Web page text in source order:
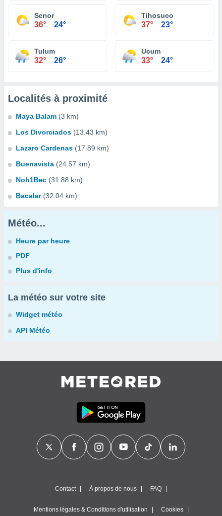
Senor
36° 24°
Tihosuco
37° 23°
Tulum
32° 26°
Ucum
33° 24°
Localités à proximité
Maya Balam (3 km)
Los Divorciados (13.43 km)
Lazaro Cardenas (17.89 km)
Buenavista (24.57 km)
Noh1Bec (31.88 km)
Bacalar (32.04 km)
Météo...
Heure par heure
PDF
Plus d'info
La météo sur votre site
Widget météo
API Météo
Contact À propos de nous FAQ
Mentions légales & Conditions d'utilisation Cookies